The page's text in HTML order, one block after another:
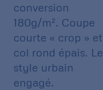
conversion
180g/m². Coupe
courte « crop » et
col rond épais. Le
style urbain
engagé.